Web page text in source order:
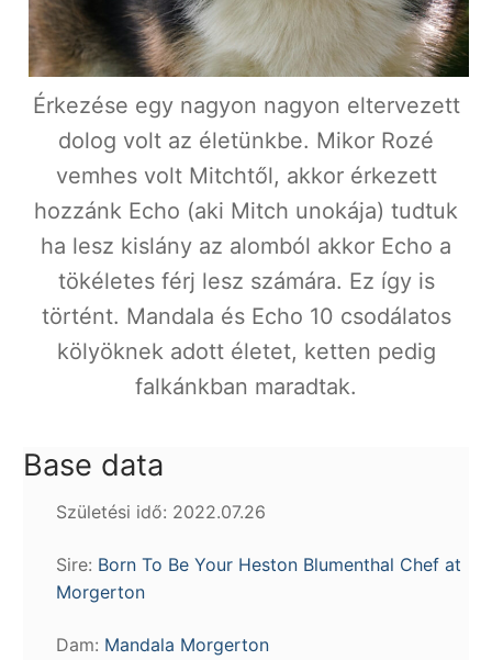
Érkezése egy nagyon nagyon eltervezett
dolog volt az életünkbe. Mikor Rozé
vemhes volt Mitchtől, akkor érkezett
hozzánk Echo (aki Mitch unokája) tudtuk
ha lesz kislány az alomból akkor Echo a
tökéletes férj lesz számára. Ez így is
történt. Mandala és Echo 10 csodálatos
kölyöknek adott életet, ketten pedig
falkánkban maradtak.
Base data
Születési idő: 2022.07.26
Sire: Born To Be Your Heston Blumenthal Chef at
Morgerton
Dam: Mandala Morgerton